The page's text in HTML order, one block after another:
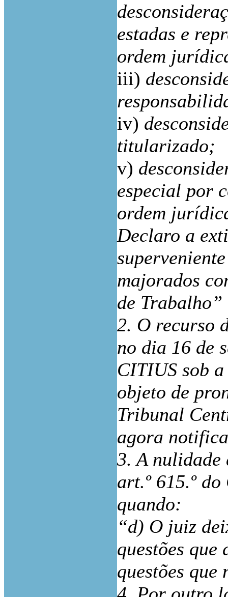
estadas e
ordem
iii)
iv)
titularizado;
v)
especial por
ordem
Declaro a
majorados
de
2. O recurso
no dia 16 de
CITIUS sob
objeto de
Tribunal
agora
3. A nulidade
art.º 615.º
quando:
“d) O juiz
questões que
questões